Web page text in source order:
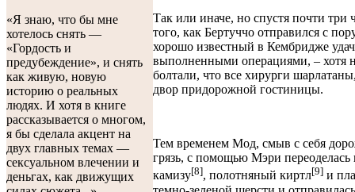
«Я знаю, что бы мне
хотелось снять —
«Гордость и
предубеждение», и снять
как живую, новую
историю о реальных
людях. И хотя в книге
рассказывается о многом,
я бы сделала акцент на
двух главных темах —
сексуальном влечении и
деньгах, как движущих
Так или иначе, но спустя почти три
того, как Бертуччо отправился с
хорошо известный в Кембридже
выполненными операциями, – хотя
болтали, что все хирурги
двор придорожной гостиницы.
Тем временем Мод, смыв с себя
грязь, с помощью Мэри переоделась
камизу[8], полотняный киртл[9] и